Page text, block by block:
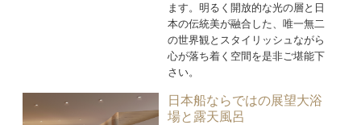
ます。明るく開放的な光の層と日
本の伝統美が融合した、唯一無二
の世界観とスタイリッシュながら
心が落ち着く空間を是非ご堪能下
さい。
日本船ならではの展望大浴
場と露天風呂